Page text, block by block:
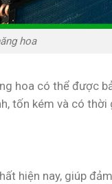
hoa
hoa có thể được
tốn kém và có thời
hiện nay, giúp